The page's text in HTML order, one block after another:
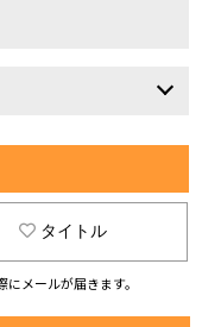
タイトル
メールが届きます。